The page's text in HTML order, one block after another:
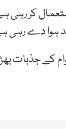
کر رہی
ہوا دے رہی
کے جذبات